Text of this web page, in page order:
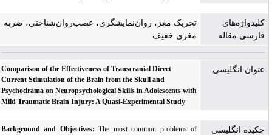
کلیدواژه‌های
فارسی مقاله
تحریک مغز، روان‌نمایشگری، عصب‌روان‌شناختی، ضربه‌
مغزی خفیف
عنوان انگلیسی
Comparison of the Effectiveness of Transcranial Direct
Current Stimulation of the Brain from the Skull and
Psychodrama on Neuropsychological Skills in Adolescents with
Mild Traumatic Brain Injury: A Quasi-Experimental Study
چکیده انگلیسی
Background and Objectives:The most common problems of